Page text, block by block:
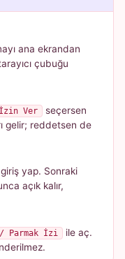
ana ekrandan
çubuğu
İzin Ver
seçersen
gelir; reddetsen de
giriş yap. Sonraki
açık kalır,
Parmak İzi
ile aç.